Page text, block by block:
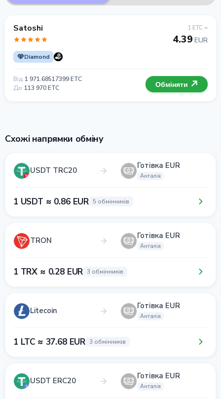
Satoshi
Diamond
1 ETC =
4.39 EUR
Від 1 971.68517399 ETC
До 113 970 ETC Обміняти
Схожі напрямки обміну
USDT TRC20 Готівка EUR
Анталія
1 USDT ≈ 0.86 EUR 5 обмінників
TRON Готівка EUR
Анталія
1 TRX ≈ 0.28 EUR 3 обмінників
Litecoin Готівка EUR
Анталія
1 LTC ≈ 37.68 EUR 3 обмінників
USDT ERC20 Готівка EUR
Анталія